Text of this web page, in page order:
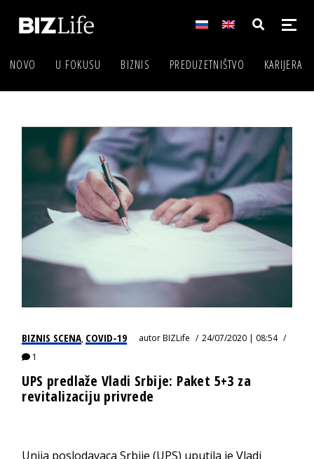
NOVO U FOKUSU BIZNIS PREDUZETNIŠTVO KARIJERA
BIZNIS SCENA, COVID-19 autorBIZLife
24/07/2020 | 08:54
1
UPS predlaže Vladi Srbije: Paket 5+3 za
revitalizaciju privrede
Unija poslodavaca Srbije (UPS) uputila je Vladi